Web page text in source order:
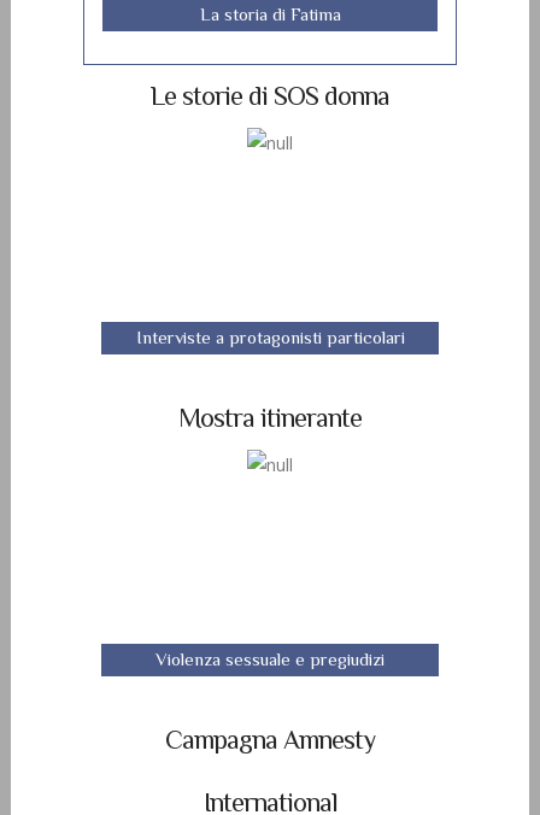
La storia di Fatima
Le storie di SOS donna
Interviste a protagonisti particolari
Mostra itinerante
Violenza sessuale e pregiudizi
Campagna Amnesty
International